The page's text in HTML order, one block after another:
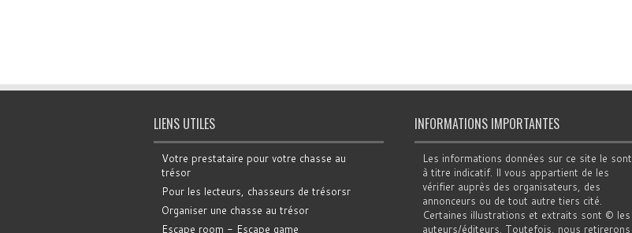
LIENS UTILES
Votre prestataire pour votre chasse au
trésor
Pour les lecteurs, chasseurs de trésorsr
Organiser une chasse au trésor
Escape room - Escape game
INFORMATIONS IMPORTANTES
Les informations données sur ce site le sont
à titre indicatif. Il vous appartient de les
vérifier auprès des organisateurs, des
annonceurs ou de tout autre tiers cité.
Certaines illustrations et extraits sont © les
auteurs/éditeurs. Toutefois, nous retirerons